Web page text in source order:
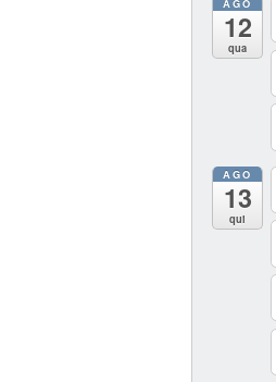
AGO
12
qua
AGO
13
qui